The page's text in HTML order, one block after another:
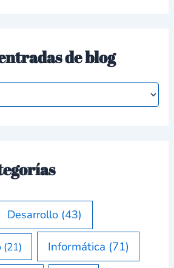
de blog
Desarrollo (43)
(21) Informática (71)